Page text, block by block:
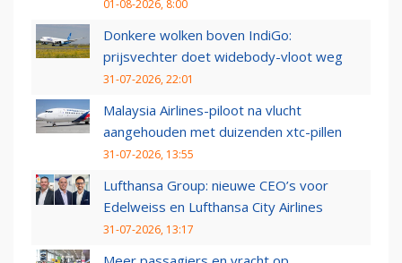
01-08-2026, 8:00
Donkere wolken boven IndiGo:
prijsvechter doet widebody-vloot weg
31-07-2026, 22:01
Malaysia Airlines-piloot na vlucht
aangehouden met duizenden xtc-pillen
31-07-2026, 13:55
Lufthansa Group: nieuwe CEO’s voor
Edelweiss en Lufthansa City Airlines
31-07-2026, 13:17